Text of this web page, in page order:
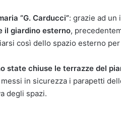
“G. Carducci”: grazie ad un
il giardino esterno,
così dello spazio esterno
state chiuse le terrazze del
in sicurezza i parapetti
degli spazi.